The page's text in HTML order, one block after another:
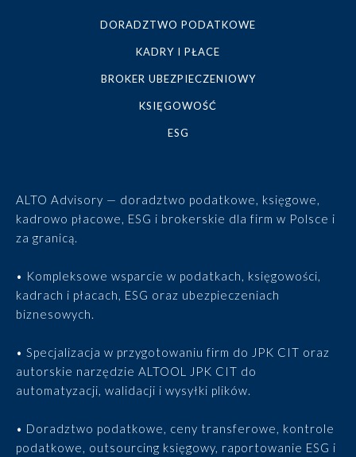
DORADZTWO PODATKOWE
KADRY I PŁACE
BROKER UBEZPIECZENIOWY
KSIĘGOWOŚĆ
ESG
ALTO Advisory — doradztwo podatkowe, księgowe,
kadrowo płacowe, ESG i brokerskie dla firm w Polsce i
za granicą.
• Kompleksowe wsparcie w podatkach, księgowości,
kadrach i płacach, ESG oraz ubezpieczeniach
biznesowych.
• Specjalizacja w przygotowaniu firm do JPK CIT oraz
autorskie narzędzie ALTOOL JPK CIT do
automatyzacji, walidacji i wysyłki plików.
• Doradztwo podatkowe, ceny transferowe, kontrole
podatkowe, outsourcing księgowy, raportowanie ESG i